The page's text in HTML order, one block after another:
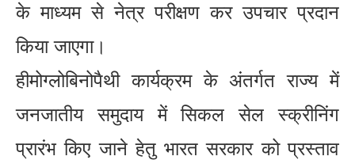
के माध्यम से नेत्र परीक्षण कर उपचार प्रदान
किया जाएगा।
हीमोग्लोबिनोपैथी कार्यक्रम के अंतर्गत राज्य में
जनजातीय समुदाय में सिकल सेल स्क्रीनिंग
प्रारंभ किए जाने हेतु भारत सरकार को प्रस्ताव